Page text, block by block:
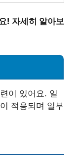
! 자세히 알아보
이 있어요. 일
적용되며 일부